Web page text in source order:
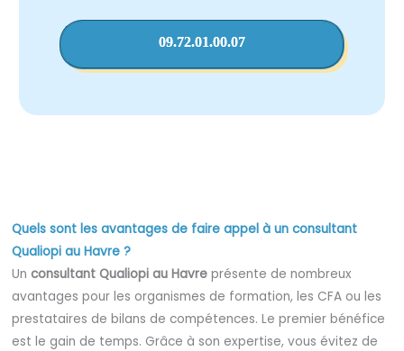
09.72.01.00.07
Quels sont les avantages de faire appel à un consultant
Qualiopi au Havre ?
Unconsultant Qualiopi au Havre présente de nombreux
avantages pour les organismes de formation, les CFA ou les
prestataires de bilans de compétences. Le premier bénéfice
est le gain de temps. Grâce à son expertise, vous évitez de